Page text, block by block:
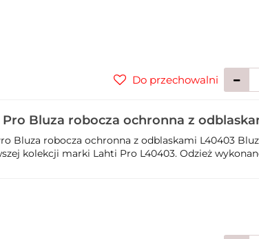
Do przechowalni
Bluza robocza ochronna z
Bluza robocza ochronna z odblaskami L40403
kolekcji marki Lahti Pro L40403. Odzież